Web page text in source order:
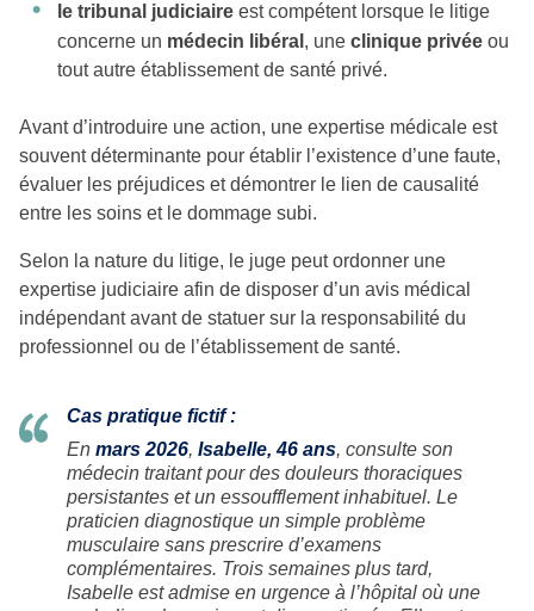
le tribunal judiciaire est compétent lorsque le litige
concerne un médecin libéral , une clinique privée ou
tout autre établissement de santé privé.
Avant d’introduire une action, une expertise médicale est
souvent déterminante pour établir l’existence d’une faute,
évaluer les préjudices et démontrer le lien de causalité
entre les soins et le dommage subi.
Selon la nature du litige, le juge peut ordonner une
expertise judiciaire afin de disposer d’un avis médical
indépendant avant de statuer sur la responsabilité du
professionnel ou de l’établissement de santé.
Cas pratique fictif :
En mars 2026, Isabelle, 46 ans, consulte son
médecin traitant pour des douleurs thoraciques
persistantes et un essoufflement inhabituel. Le
praticien diagnostique un simple problème
musculaire sans prescrire d’examens
complémentaires. Trois semaines plus tard,
Isabelle est admise en urgence à l’hôpital où une